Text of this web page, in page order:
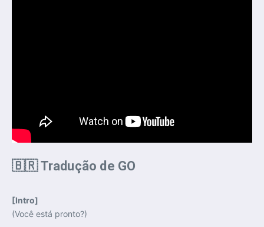
🇧🇷 Tradução de GO
[Intro]
(Você está pronto?)